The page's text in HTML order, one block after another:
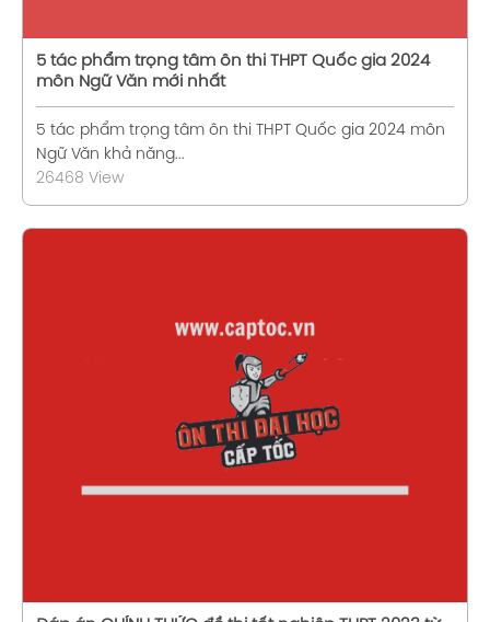
5 tác phẩm trọng tâm ôn thi THPT Quốc gia 2024
môn Ngữ Văn mới nhất
5 tác phẩm trọng tâm ôn thi THPT Quốc gia 2024 môn
Ngữ Văn khả năng...
26468 View
Xem chi tiết